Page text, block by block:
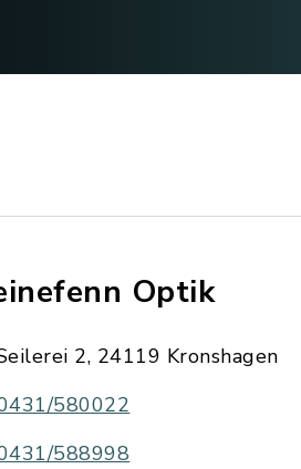
Optik
2, 24119 Kronshagen
580022
588998